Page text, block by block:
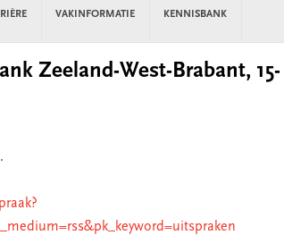
VAKINFORMATIE KENNISBANK
Zeeland-West-Brabant, 15-